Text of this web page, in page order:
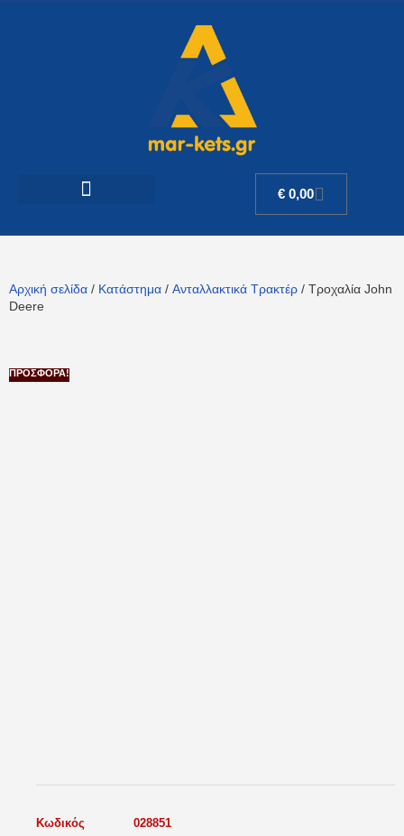
€ 0,00
Αρχική σελίδα / Κατάστημα / Ανταλλακτικά Τρακτέρ / Τροχαλία John
Deere
ΠΡΟΣΦΟΡΆ!
Κωδικός
028851